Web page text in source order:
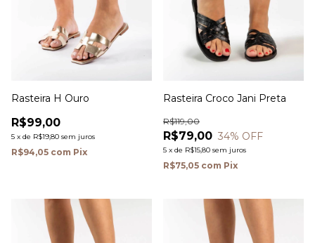
Rasteira H Ouro
R$99,00
5 x de R$19,80 sem juros
R$94,05 com Pix
Rasteira Croco Jani Preta
R$79,00
R$119,00
34% OFF
5 x de R$15,80 sem juros
R$75,05 com Pix